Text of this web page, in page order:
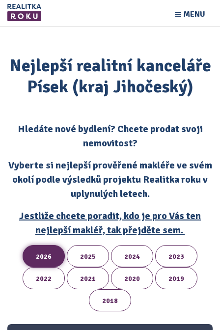
MENU
Nejlepší realitní kanceláře
Písek (kraj Jihočeský)
Hledáte nové bydlení? Chcete prodat svoji
nemovitost?
Vyberte si nejlepší prověřené makléře ve svém
okolí podle výsledků projektu Realitka roku v
uplynulých letech.
Jestliže chcete poradit, kdo je pro Vás ten
nejlepší makléř, tak přejděte sem.
2026 2025 2024 2023
2022 2021 2020 2019
2018